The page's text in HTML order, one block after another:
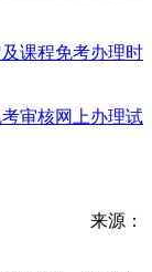
课程免考办理时
审核网上办理试
来源：